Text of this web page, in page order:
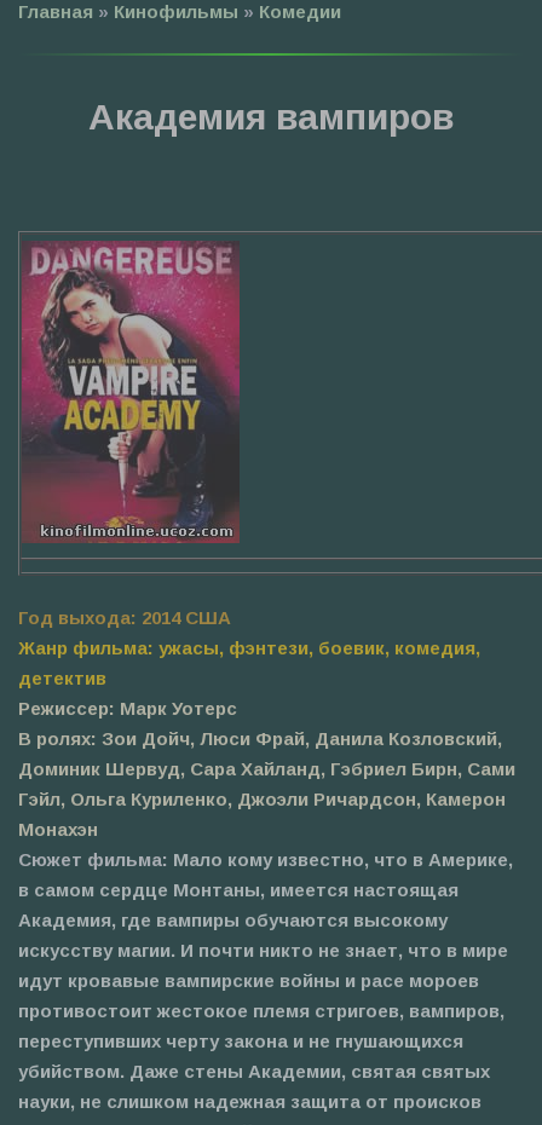
Главная » Кинофильмы » Комедии
Академия вампиров
Год выхода: 2014 США
Жанр фильма: ужасы, фэнтези, боевик, комедия,
детектив
Режиссер: Марк Уотерс
В ролях: Зои Дойч, Люси Фрай, Данила Козловский,
Доминик Шервуд, Сара Хайланд, Гэбриел Бирн, Сами
Гэйл, Ольга Куриленко, Джоэли Ричардсон, Камерон
Монахэн
Сюжет фильма: Мало кому известно, что в Америке,
в самом сердце Монтаны, имеется настоящая
Академия, где вампиры обучаются высокому
искусству магии. И почти никто не знает, что в мире
идут кровавые вампирские войны и расе мороев
противостоит жестокое племя стригоев, вампиров,
переступивших черту закона и не гнушающихся
убийством. Даже стены Академии, святая святых
науки, не слишком надежная защита от происков